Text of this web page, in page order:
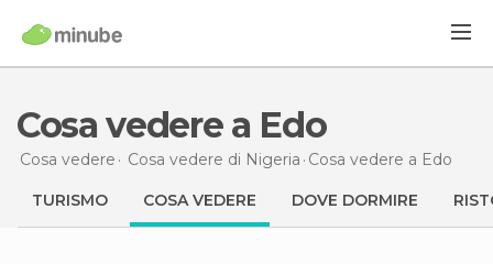
Cosa vedere a Edo
Cosa vedere Cosa vedere di Nigeria Cosa vedere a Edo
TURISMO COSA VEDERE DOVE DORMIRE